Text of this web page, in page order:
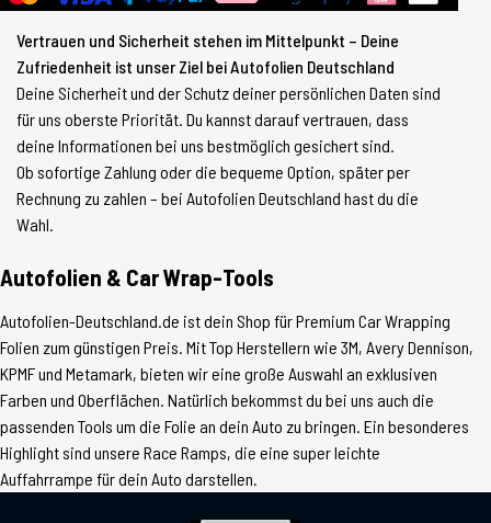
Vertrauen und Sicherheit stehen im Mittelpunkt – Deine
Zufriedenheit ist unser Ziel bei Autofolien Deutschland
Deine Sicherheit und der Schutz deiner persönlichen Daten sind
für uns oberste Priorität. Du kannst darauf vertrauen, dass
deine Informationen bei uns bestmöglich gesichert sind.
Ob sofortige Zahlung oder die bequeme Option, später per
Rechnung zu zahlen – bei Autofolien Deutschland hast du die
Wahl.
Autofolien & Car Wrap-Tools
Autofolien-Deutschland.de ist dein Shop für Premium Car Wrapping
Folien zum günstigen Preis. Mit Top Herstellern wie 3M, Avery Dennison,
KPMF und Metamark, bieten wir eine große Auswahl an exklusiven
Farben und Oberflächen. Natürlich bekommst du bei uns auch die
passenden Tools um die Folie an dein Auto zu bringen. Ein besonderes
Highlight sind unsere Race Ramps, die eine super leichte
Auffahrrampe für dein Auto darstellen.